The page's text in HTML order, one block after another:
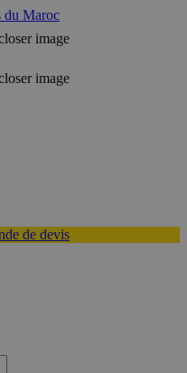
de devis